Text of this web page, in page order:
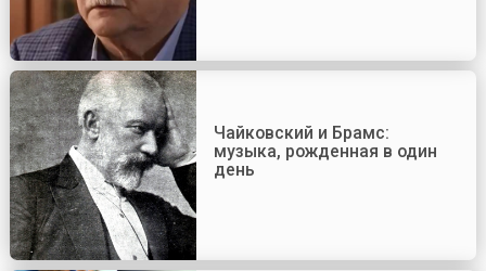
Чайковский и Брамс:
музыка, рожденная в один
день